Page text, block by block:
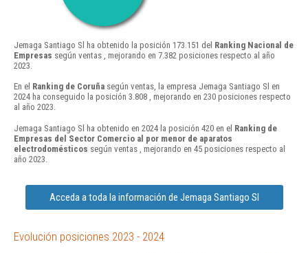
Jemaga Santiago Sl ha obtenido la posición 173.151 del Ranking Nacional de
Empresas según ventas , mejorando en 7.382 posiciones respecto al año
2023.
En el Ranking de Coruña según ventas, la empresa Jemaga Santiago Sl en
2024 ha conseguido la posición 3.808 , mejorando en 230 posiciones respecto
al año 2023.
Jemaga Santiago Sl ha obtenido en 2024 la posición 420 en el Ranking de
Empresas del Sector Comercio al por menor de aparatos
electrodomésticos según ventas , mejorando en 45 posiciones respecto al
año 2023.
Acceda a toda la información de Jemaga Santiago Sl
Evolución posiciones 2023 - 2024